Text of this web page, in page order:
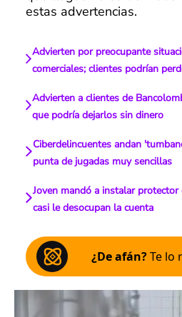
estas advertencias.
Advierten por preocupante
comerciales; clientes podrían
Advierten a clientes de
que podría dejarlos sin dinero
Ciberdelincuentes andan
punta de jugadas muy sencillas
Joven mandó a instalar
casi le desocupan la cuenta
¿De afán?Te lo